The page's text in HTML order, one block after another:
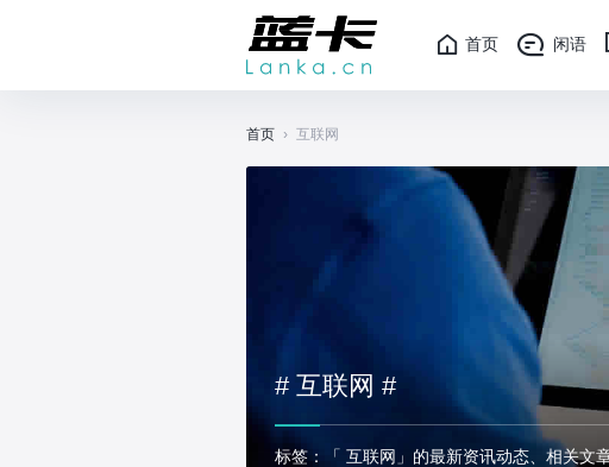
首页 闲语
首页 › 互联网
# 互联网 #
标签：「 互联网」的最新资讯动态、相关文